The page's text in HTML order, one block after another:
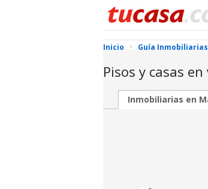
Inicio Guía
Pisos y casas
Inmobiliarias en